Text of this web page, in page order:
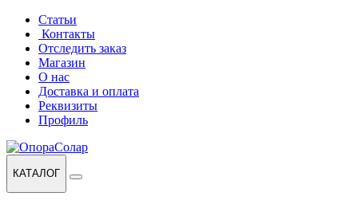
Перейти
навигации
Перейти
содержанию
Статьи
Контакты
Отследить заказ
Магазин
О нас
Доставка и оплата
Реквизиты
Профиль
КАТАЛОГ